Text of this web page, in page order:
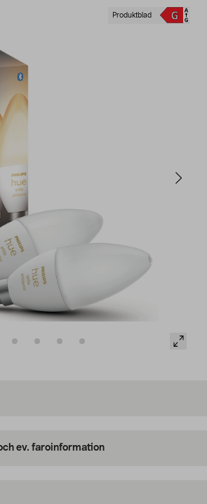
Produktblad
ev. faroinformation